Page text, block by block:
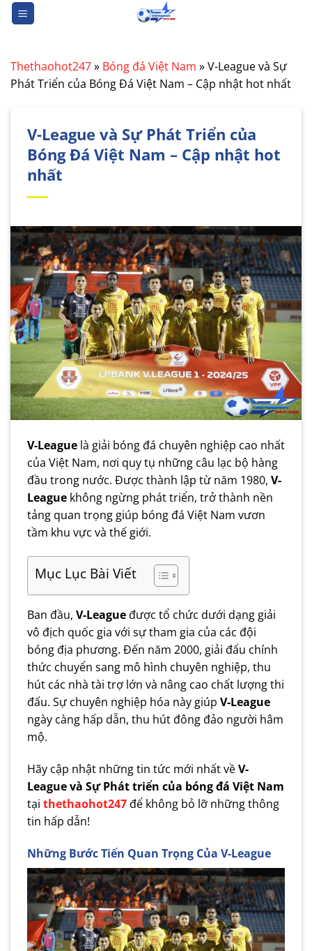
Bỏ
qua
dung
Thethaohot247» Bóng đá Việt Nam »V-League và Sự
Phát Triển của Bóng Đá Việt Nam – Cập nhật hot nhất
V-League và Sự Phát Triển của
Bóng Đá Việt Nam – Cập nhật hot
nhất
V-League là giải bóng đá chuyên nghiệp cao nhất
của Việt Nam, nơi quy tụ những câu lạc bộ hàng
đầu trong nước. Được thành lập từ năm 1980, V-
League không ngừng phát triển, trở thành nền
tảng quan trọng giúp bóng đá Việt Nam vươn
tầm khu vực và thế giới.
Mục Lục Bài Viết
Ban đầu, V-Leagueđược tổ chức dưới dạng giải
vô địch quốc gia với sự tham gia của các đội
bóng địa phương. Đến năm 2000, giải đấu chính
thức chuyển sang mô hình chuyên nghiệp, thu
hút các nhà tài trợ lớn và nâng cao chất lượng thi
đấu. Sự chuyên nghiệp hóa này giúp V-League
ngày càng hấp dẫn, thu hút đông đảo người hâm
mộ.
Hãy cập nhật những tin tức mới nhất vềV-
League và Sự Phát triển của bóng đá Việt Nam
tại thethaohot247để không bỏ lỡ những thông
tin hấp dẫn!
Những Bước Tiến Quan Trọng Của V-League